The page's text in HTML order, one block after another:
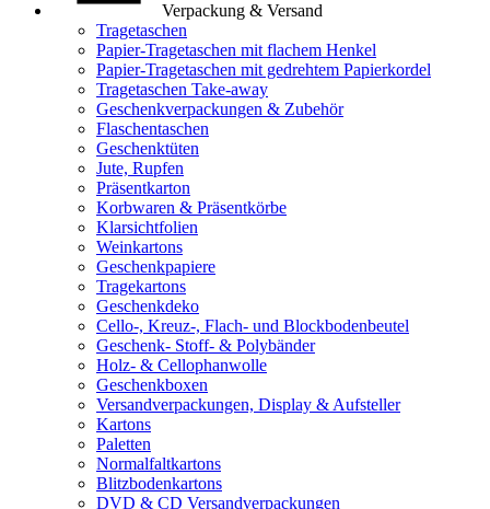
Verpackung & Versand
Tragetaschen
Papier-Tragetaschen mit flachem Henkel
Papier-Tragetaschen mit gedrehtem Papierkordel
Tragetaschen Take-away
Geschenkverpackungen & Zubehör
Flaschentaschen
Geschenktüten
Jute, Rupfen
Präsentkarton
Korbwaren & Präsentkörbe
Klarsichtfolien
Weinkartons
Geschenkpapiere
Tragekartons
Geschenkdeko
Cello-, Kreuz-, Flach- und Blockbodenbeutel
Geschenk- Stoff- & Polybänder
Holz- & Cellophanwolle
Geschenkboxen
Versandverpackungen, Display & Aufsteller
Kartons
Paletten
Normalfaltkartons
Blitzbodenkartons
DVD & CD Versandverpackungen